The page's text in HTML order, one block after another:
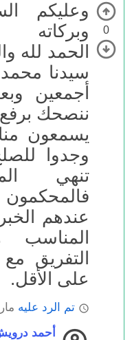
0
وعليكم
وبركاته
الحمد لله
سيدنا
أجمعين
ننصحك
يسمعون
وجدوا
تنهي
عندهم
المناسب
التفريق
على الأقل.
تم الرد عليه مارس
أحمد